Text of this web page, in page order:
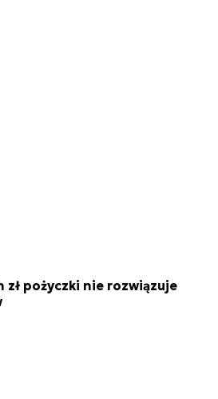
zł pożyczki nie rozwiązuje